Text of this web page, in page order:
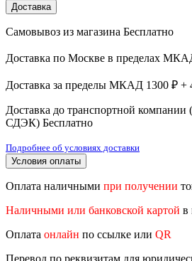
Доставка
Самовывоз из магазина Бесплатно
Доставка по Москве в пределах
Доставка за пределы МКАД 1300 ₽ +
Доставка до транспортной
СДЭК) Бесплатно
Подробнее об условиях доставки
Условия оплаты
Оплата наличными при получении
Наличными или банковской картой в
Оплата онлайн по ссылке или QR
Перевод по реквизитам для